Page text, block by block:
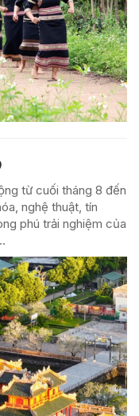
từ cuối tháng 8 đến
nghệ thuật, tín
phú trải nghiệm của